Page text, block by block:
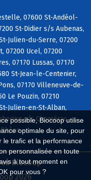
possible, Biocoop utilise
optimale du site, pour
le trafic et la performance
personnalisée en toute
à tout moment en
pour vous ?
07600 St-Andéol-
St-Didier s/s Aubenas,
Julien-du-Serre, 07200
07200 Ucel, 07200
07170 Lussas, 07170
St-Jean-le-Centenier,
07170 Villeneuve-de-
Le Pouzin, 07210
Julien-en-St-Alban,
s/s Chomérac,
Biocoop
2026